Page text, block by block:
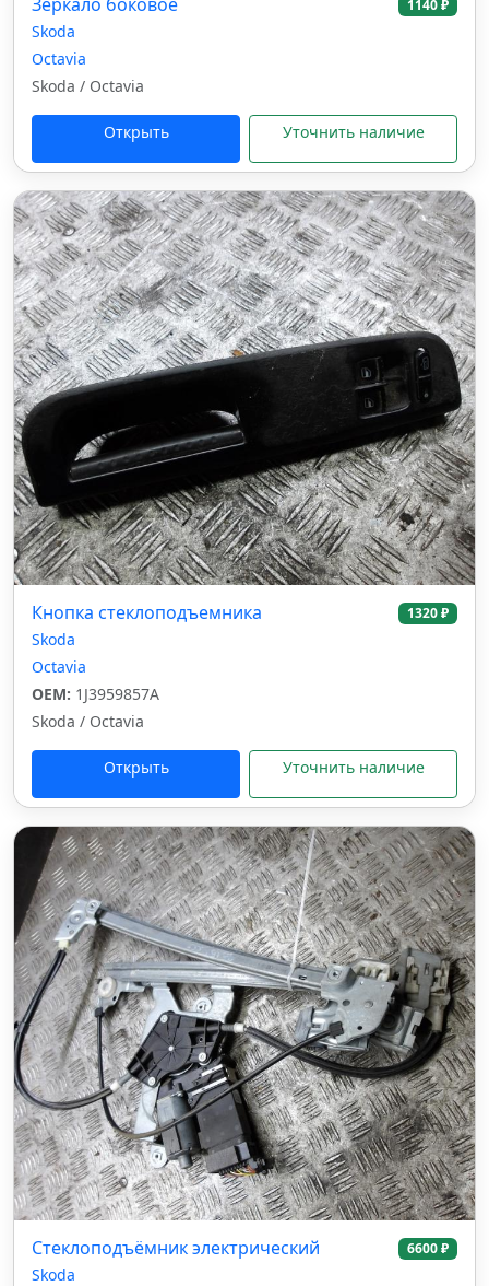
1140 ₽
Skoda
Octavia
Skoda / Octavia
Открыть Уточнить наличие
Кнопка стеклоподъемника 1320 ₽
Skoda
Octavia
OEM: 1J3959857A
Skoda / Octavia
Открыть Уточнить наличие
Стеклоподъёмник электрический 6600 ₽
Skoda